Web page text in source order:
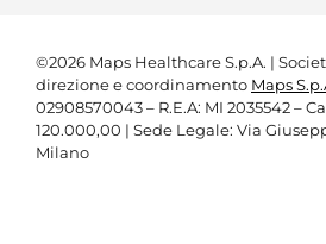
©2026 Maps Healthcare S.p.A. |
direzione e coordinamento Maps
02908570043 – R.E.A: MI 2035542 –
120.000,00 | Sede Legale: Via
Milano